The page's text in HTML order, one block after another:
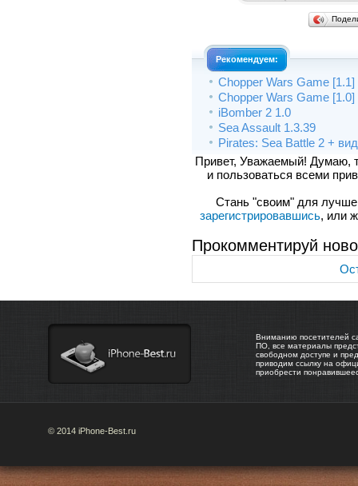
Рекомендуем:
Chopper Wars Game
Chopper Wars Game
iBomber 2 1.0
Sea Assault 1.3.39
Pirates: Sea Battle 2 +
Привет, Уважаемый! Думаю,
и пользоваться всеми
Стань "своим" для
зарегистрировавшись, или
Прокомментируй
Вниманию посетителей
ПО, все материалы
свободном доступе и
приводим ссылку на
приобрести
© 2014 iPhone-Best.ru